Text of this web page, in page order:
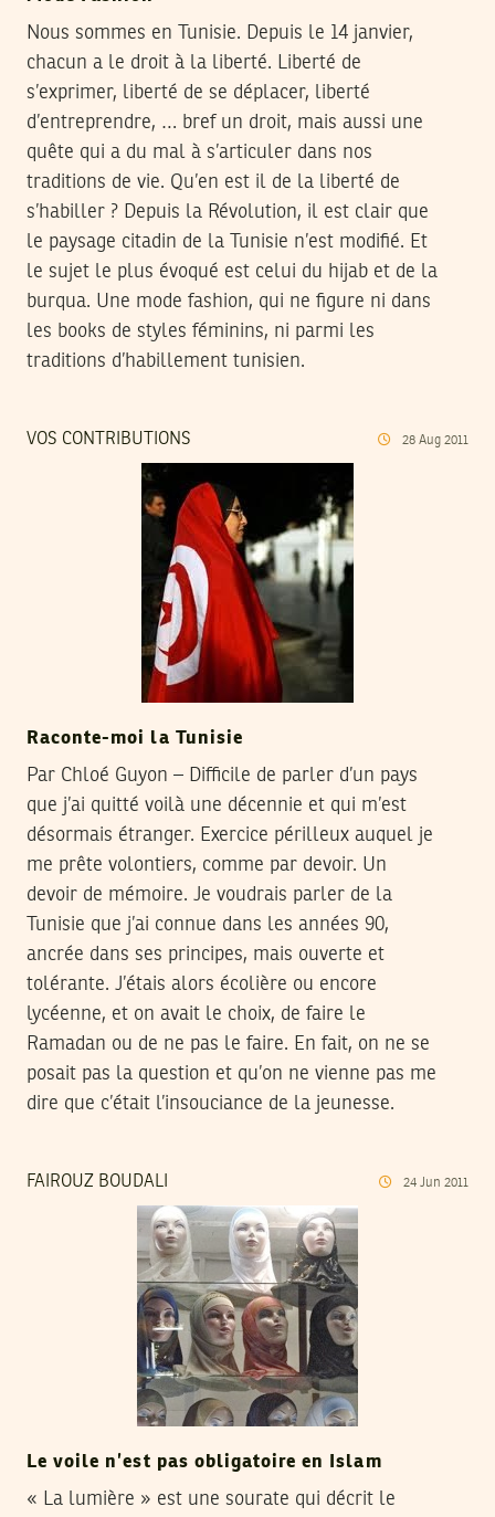
Nous sommes en Tunisie. Depuis le 14 janvier,
chacun a le droit à la liberté. Liberté de
s’exprimer, liberté de se déplacer, liberté
d’entreprendre, … bref un droit, mais aussi une
quête qui a du mal à s’articuler dans nos
traditions de vie. Qu’en est il de la liberté de
s’habiller ? Depuis la Révolution, il est clair que
le paysage citadin de la Tunisie n’est modifié. Et
le sujet le plus évoqué est celui du hijab et de la
burqua. Une mode fashion, qui ne figure ni dans
les books de styles féminins, ni parmi les
traditions d’habillement tunisien.
VOS CONTRIBUTIONS 28 Aug 2011
Raconte-moi la Tunisie
Par Chloé Guyon – Difficile de parler d’un pays
que j’ai quitté voilà une décennie et qui m’est
désormais étranger. Exercice périlleux auquel je
me prête volontiers, comme par devoir. Un
devoir de mémoire. Je voudrais parler de la
Tunisie que j’ai connue dans les années 90,
ancrée dans ses principes, mais ouverte et
tolérante. J’étais alors écolière ou encore
lycéenne, et on avait le choix, de faire le
Ramadan ou de ne pas le faire. En fait, on ne se
posait pas la question et qu’on ne vienne pas me
dire que c’était l’insouciance de la jeunesse.
FAIROUZ BOUDALI 24 Jun 2011
Le voile n’est pas obligatoire en Islam
« La lumière » est une sourate qui décrit le